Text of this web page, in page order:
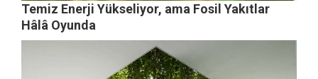
Temiz Enerji Yükseliyor, ama Fosil Yakıtlar
Hâlâ Oyunda